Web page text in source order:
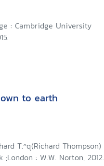
: Cambridge University
to earth
T.^q(Richard Thompson)
;London : W.W. Norton, 2012.